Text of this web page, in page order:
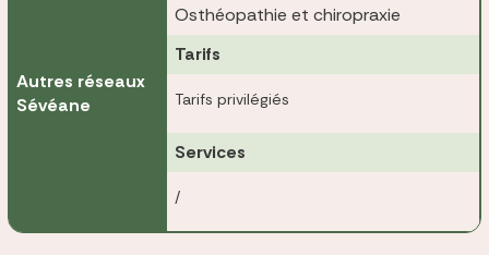
Autres réseaux
Sévéane
Osthéopathie et chiropraxie
Tarifs
Tarifs privilégiés
Services
/